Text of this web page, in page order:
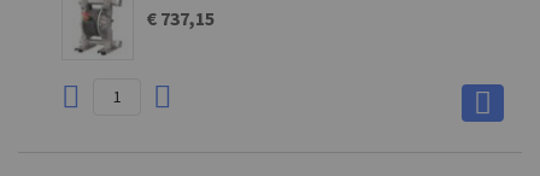
€ 737,15